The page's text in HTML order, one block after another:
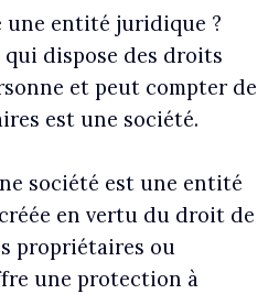
une entité juridique ?
dispose des droits
et peut compter de
est une société.
société est une entité
en vertu du droit de
propriétaires ou
une protection à